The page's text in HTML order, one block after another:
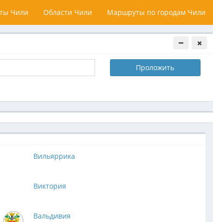
Чили Области Чили Маршруты по городам Чили
Проложить
Вильяррика
Виктория
Вальдивия